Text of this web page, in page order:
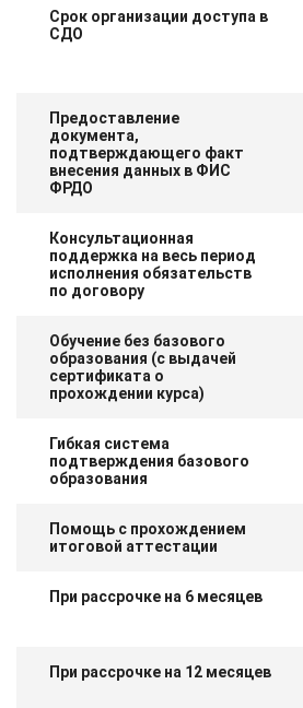
Срок организации доступа в
СДО
Предоставление
документа,
подтверждающего факт
внесения данных в ФИС
ФРДО
Консультационная
поддержка на весь период
исполнения обязательств
по договору
Обучение без базового
образования (с выдачей
сертификата о
прохождении курса)
Гибкая система
подтверждения базового
образования
Помощь с прохождением
итоговой аттестации
При рассрочке на 6 месяцев
При рассрочке на 12 месяцев